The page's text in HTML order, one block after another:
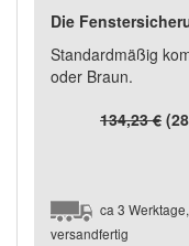
Die
Standardmäßig
oder Braun.
134,23 €
ca 3
versandfertig